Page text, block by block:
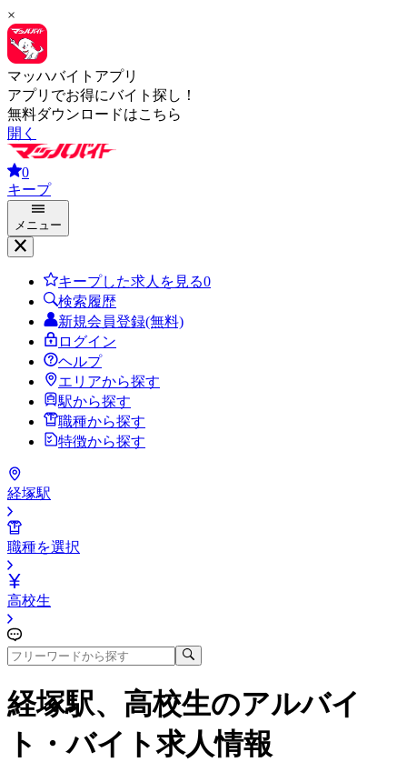
×
マッハバイトアプリ
アプリでお得にバイト探し！
無料ダウンロードはこちら
開く
0
キープ
メニュー
キープした求人を見る0
検索履歴
新規会員登録(無料)
ログイン
ヘルプ
エリアから探す
駅から探す
職種から探す
特徴から探す
経塚駅
職種を選択
高校生
経塚駅、高校生のアルバイ
ト・バイト求人情報